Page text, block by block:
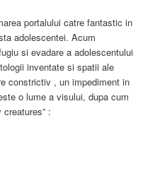
portalului catre fantastic in
adolescentei. Acum
si evadare a adolescentului
inventate si spatii ale
constrictiv , un impediment in
o lume a visului, dupa cum
: